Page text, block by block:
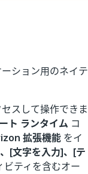
ション用のネイテ
スして操作できま
ト ランタイム コ
拡張機能 をイ
[文字を入力]、[テ
ティを含むオー